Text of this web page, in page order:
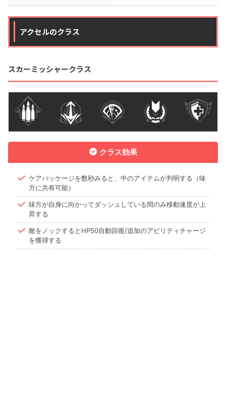
アクセルのクラス
スカーミッシャークラス
クラス効果
ケアパッケージを数秒みると、中のアイテムが判明する（味
方に共有可能）
味方が自身に向かってダッシュしている間のみ移動速度が上
昇する
敵をノックするとHP50自動回復/追加のアビリティチャージ
を獲得する